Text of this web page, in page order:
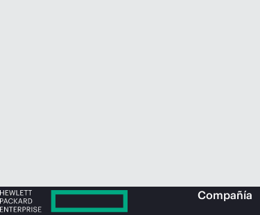
Compañía